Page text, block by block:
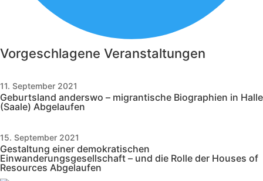
Vorgeschlagene Veranstaltungen
11. September 2021
Geburtsland anderswo – migrantische Biographien in Halle
(Saale) Abgelaufen
15. September 2021
Gestaltung einer demokratischen
Einwanderungsgesellschaft – und die Rolle der Houses of
Resources Abgelaufen